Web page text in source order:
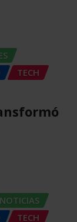
TECH
NOTICIAS
TECH